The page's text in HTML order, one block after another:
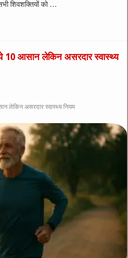
शिवशक्तियों को …
10 आसान लेकिन असरदार स्वास्थ्य
लेकिन असरदार स्वास्थ्य नियम